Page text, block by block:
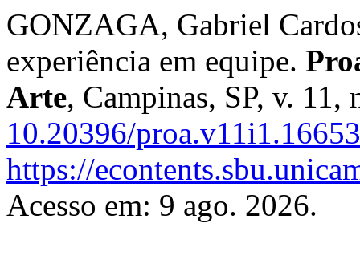
GONZAGA, Gabriel
experiência em equipe.
Arte, Campinas, SP, v.
10.20396/proa.v11i1.16653
https://
Acesso em: 9 ago. 2026.